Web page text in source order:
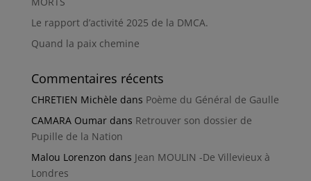
Le rapport d’activité 2025 de la DMCA.
Quand la paix chemine
Commentaires récents
CHRETIEN Michèle dans Poème du Général de Gaulle
CAMARA Oumardans Retrouver son dossier de
Pupille de la Nation
Malou Lorenzon dans Jean MOULIN -De Villevieux à
Londres